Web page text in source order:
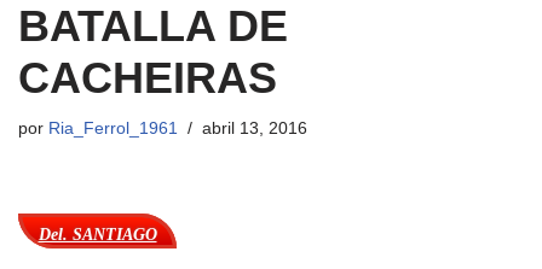
BATALLA DE
CACHEIRAS
por Ria_Ferrol_1961 abril 13, 2016
Del. SANTIAGO